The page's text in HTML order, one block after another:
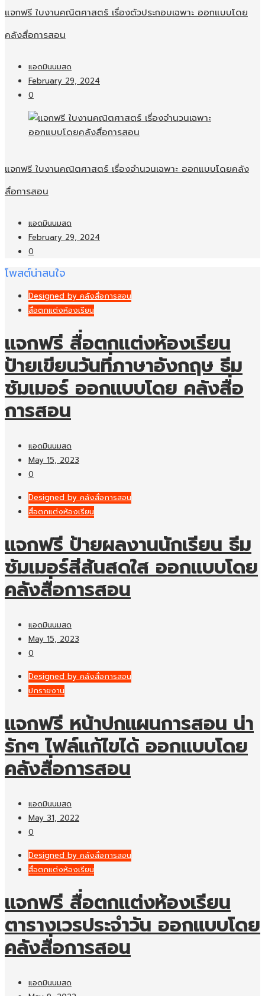
แจกฟรี ใบงานคณิตศาสตร์ เรื่องตัวประกอบเฉพาะ ออกแบบโดย
คลังสื่อการสอน
แอดมินนมสด
February 29, 2024
0
แจกฟรี ใบงานคณิตศาสตร์ เรื่องจำนวนเฉพาะ ออกแบบโดยคลัง
สื่อการสอน
แอดมินนมสด
February 29, 2024
0
โพสต์น่าสนใจ
Designed by คลังสื่อการสอน
สื่อตกแต่งห้องเรียน
แจกฟรี สื่อตกแต่งห้องเรียน
ป้ายเขียนวันที่ภาษาอังกฤษ ธีม
ซัมเมอร์ ออกแบบโดย คลังสื่อ
การสอน
แอดมินนมสด
May 15, 2023
0
Designed by คลังสื่อการสอน
สื่อตกแต่งห้องเรียน
แจกฟรี ป้ายผลงานนักเรียน ธีม
ซัมเมอร์สีสันสดใส ออกแบบโดย
คลังสื่อการสอน
แอดมินนมสด
May 15, 2023
0
Designed by คลังสื่อการสอน
ปกรายงาน
แจกฟรี หน้าปกแผนการสอน น่า
รักๆ ไฟล์แก้ไขได้ ออกแบบโดย
คลังสื่อการสอน
แอดมินนมสด
May 31, 2022
0
Designed by คลังสื่อการสอน
สื่อตกแต่งห้องเรียน
แจกฟรี สื่อตกแต่งห้องเรียน
ตารางเวรประจำวัน ออกแบบโดย
คลังสื่อการสอน
แอดมินนมสด